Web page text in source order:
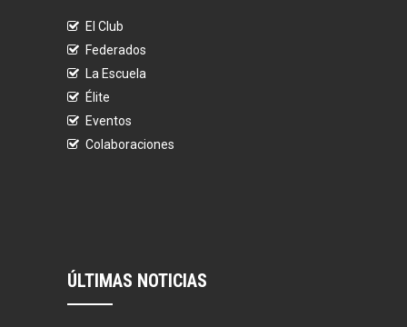
El Club
Federados
La Escuela
Élite
Eventos
Colaboraciones
ÚLTIMAS NOTICIAS